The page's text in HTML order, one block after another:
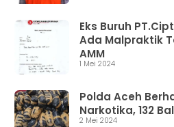
Eks Buruh PT.Cipta Kridatama Diduga
Ada Malpraktik
AMM
1 Mei 2024
Polda Aceh
Narkotika, 132
2 Mei 2024